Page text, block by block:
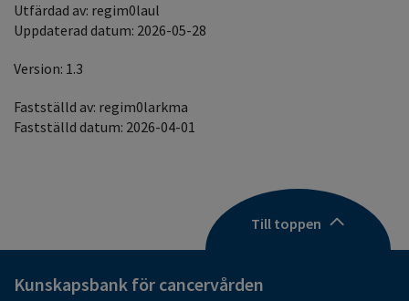
Utfärdad av: regim0laul
Uppdaterad datum: 2026-05-28
Version: 1.3
Fastställd av: regim0larkma
Fastställd datum: 2026-04-01
Till toppen
Kunskapsbank för cancervården